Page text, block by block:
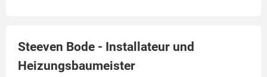
Steeven Bode - Installateur und
Heizungsbaumeister